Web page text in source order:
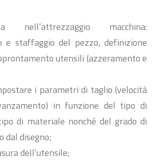
nell’attrezzaggio macchina:
e staffaggio del pezzo, definizione
utensili (azzeramento e
i parametri di taglio (velocità
in funzione del tipo di
di materiale nonché del grado di
dal disegno;
dell’utensile;